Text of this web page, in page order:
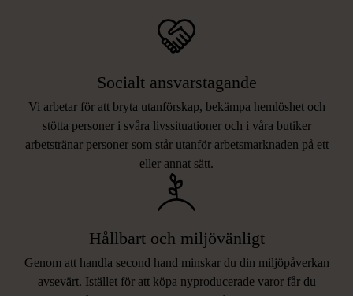
Socialt ansvarstagande
Vi arbetar för att bryta utanförskap, bekämpa hemlöshet och
stötta personer i svåra livssituationer och i våra butiker
arbetstränar personer som står utanför arbetsmarknaden på ett
eller annat sätt.
Hållbart och miljövänligt
Genom att handla second hand minskar du din miljöpåverkan
avsevärt. Istället för att köpa nyproducerade varor får du